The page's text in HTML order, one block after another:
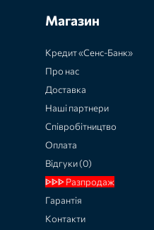
Магазин
Кредит «Сенс-Банк»
Про нас
Доставка
Наші партнери
Співробітництво
Оплата
Відгуки (0)
ᐈᐈᐈ Разпродаж
Гарантія
Контакти